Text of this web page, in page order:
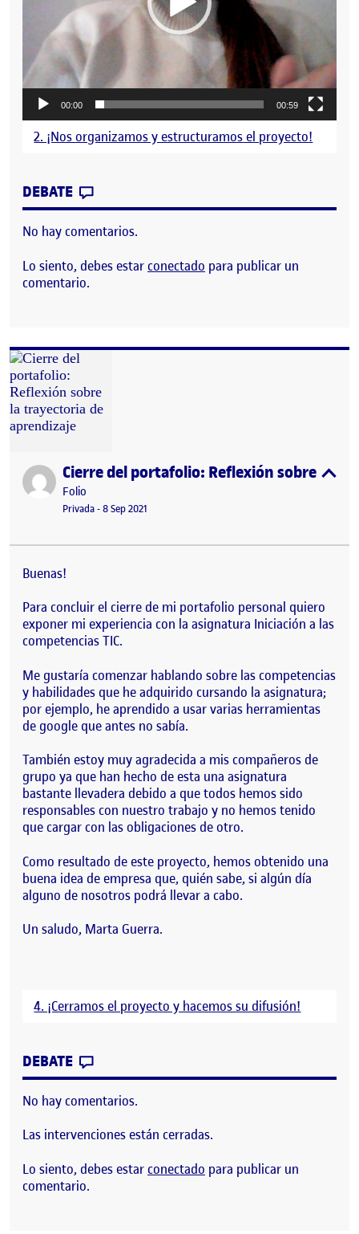
00:00 00:59
2. ¡Nos organizamos y estructuramos el proyecto!
DEBATE
No hay comentarios.
Lo siento, debes estarconectado para publicar un
comentario.
Publicado porCierre del portafolio: Reflexión sobre la
Publicado por
Folio
Visibilidad:
Privada-Fecha de publicación
8 Sep 2021
Buenas!
Para concluir el cierre de mi portafolio personal quiero
exponer mi experiencia con la asignatura Iniciación a las
competencias TIC.
Me gustaría comenzar hablando sobre las competencias
y habilidades que he adquirido cursando la asignatura;
por ejemplo, he aprendido a usar varias herramientas
de google que antes no sabía.
También estoy muy agradecida a mis compañeros de
grupo ya que han hecho de esta una asignatura
bastante llevadera debido a que todos hemos sido
responsables con nuestro trabajo y no hemos tenido
que cargar con las obligaciones de otro.
Como resultado de este proyecto, hemos obtenido una
buena idea de empresa que, quién sabe, si algún día
alguno de nosotros podrá llevar a cabo.
Un saludo, Marta Guerra.
4. ¡Cerramos el proyecto y hacemos su difusión!
DEBATE
No hay comentarios.
Las intervenciones están cerradas.
Lo siento, debes estarconectado para publicar un
comentario.